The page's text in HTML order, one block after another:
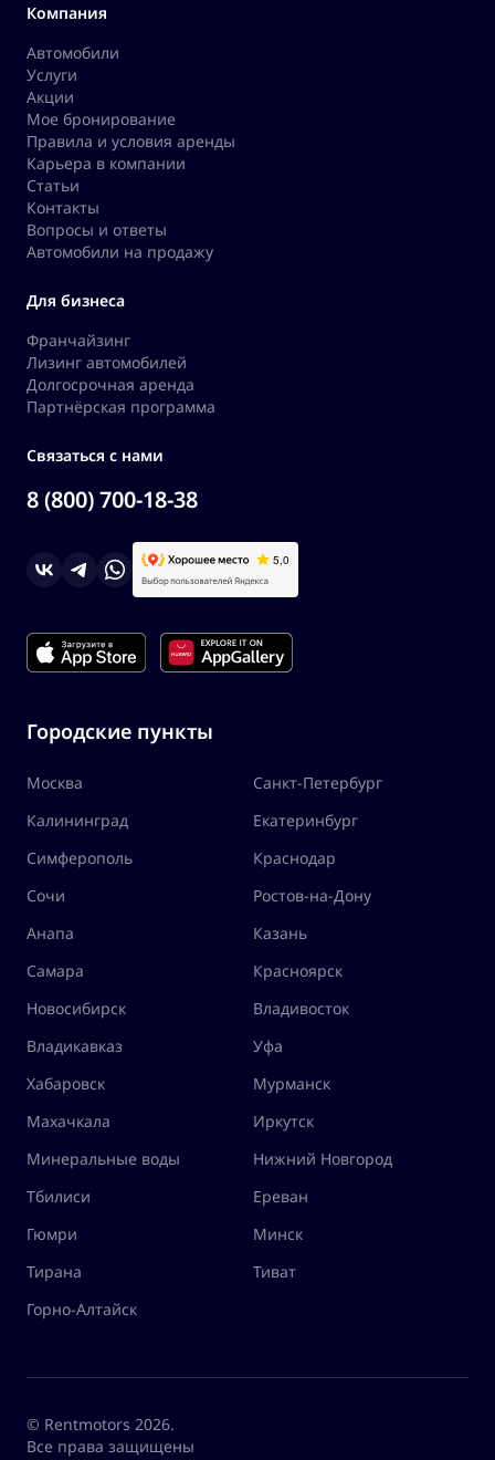
Компания
Автомобили
Услуги
Акции
Мое бронирование
Правила и условия аренды
Карьера в компании
Статьи
Контакты
Вопросы и ответы
Автомобили на продажу
Для бизнеса
Франчайзинг
Лизинг автомобилей
Долгосрочная аренда
Партнёрская программа
Связаться с нами
8 (800) 700-18-38
Городские пункты
Москва
Санкт-Петербург
Калининград
Екатеринбург
Симферополь
Краснодар
Сочи
Ростов-на-Дону
Анапа
Казань
Самара
Красноярск
Новосибирск
Владивосток
Владикавказ
Уфа
Хабаровск
Мурманск
Махачкала
Иркутск
Минеральные воды
Нижний Новгород
Тбилиси
Ереван
Гюмри
Минск
Тирана
Тиват
Горно-Алтайск
© Rentmotors 2026.
Все права защищены